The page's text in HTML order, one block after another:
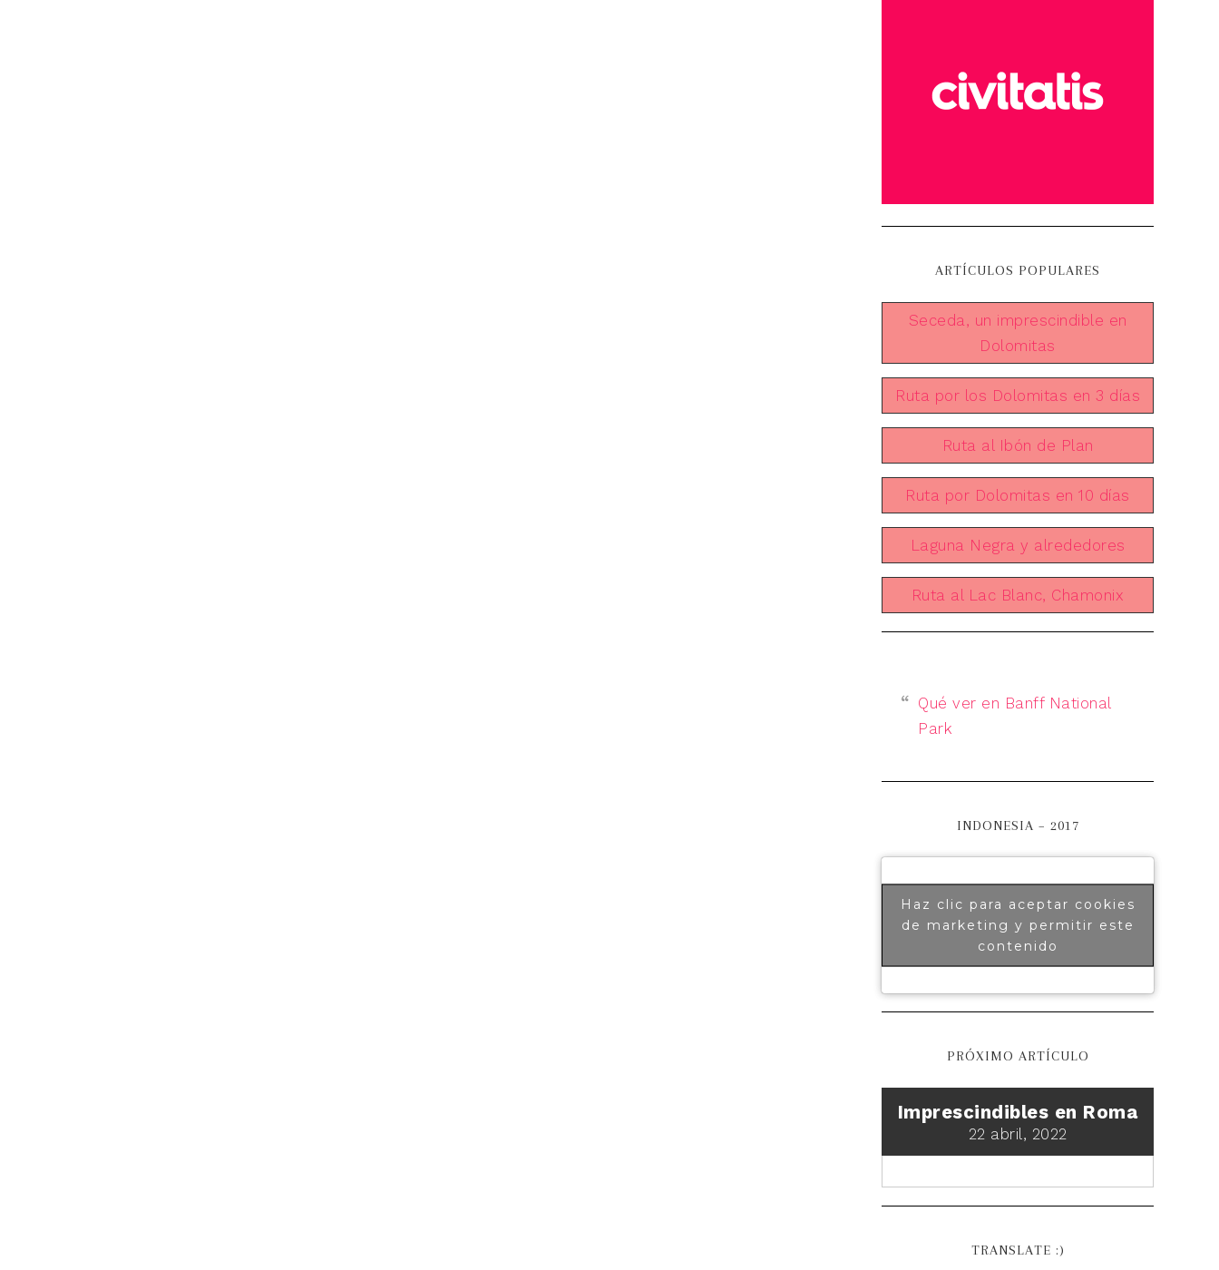
ARTÍCULOS POPULARES
Seceda, un imprescindible en
Dolomitas
Ruta por los Dolomitas en 3 días
Ruta al Ibón de Plan
Ruta por Dolomitas en 10 días
Laguna Negra y alrededores
Ruta al Lac Blanc, Chamonix
Qué ver en Banff National
Park
INDONESIA – 2017
Haz clic para aceptar cookies
de marketing y permitir este
contenido
PRÓXIMO ARTÍCULO
Imprescindibles en Roma
22 abril, 2022
TRANSLATE :)